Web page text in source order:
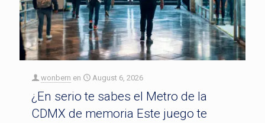
wonbern en August 6, 2026
¿En serio te sabes el Metro de la
CDMX de memoria Este juego te